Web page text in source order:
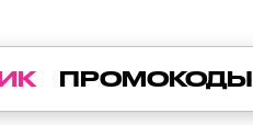
ПРОМОКОДЫ